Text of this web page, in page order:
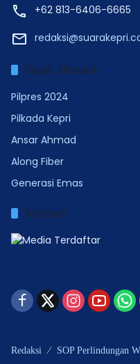
+62 813-6406-6665
Topik Menarik
Pilpres 2024
Pilkada Kepri
Ansar Ahmad
Along Fiber
Generasi Emas
Verified
Redaksi SOP Perlindungan